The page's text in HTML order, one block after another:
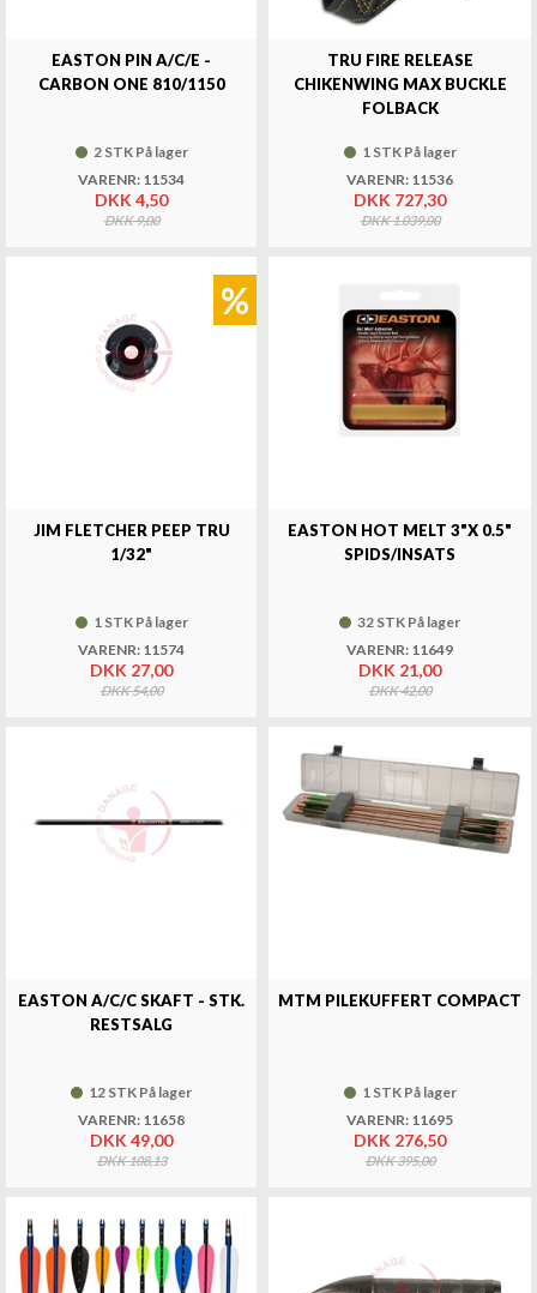
EASTON PIN A/C/E -
CARBON ONE 810/1150
2 STK På lager
VARENR: 11534
DKK 4,50
DKK 9,00
TRU FIRE RELEASE
CHIKENWING MAX BUCKLE
FOLBACK
1 STK På lager
VARENR: 11536
DKK 727,30
DKK 1.039,00
JIM FLETCHER PEEP TRU
1/32"
1 STK På lager
VARENR: 11574
DKK 27,00
DKK 54,00
%
EASTON HOT MELT 3"X 0.5"
SPIDS/INSATS
32 STK På lager
VARENR: 11649
DKK 21,00
DKK 42,00
EASTON A/C/C SKAFT - STK.
RESTSALG
12 STK På lager
VARENR: 11658
DKK 49,00
DKK 108,13
MTM PILEKUFFERT COMPACT
1 STK På lager
VARENR: 11695
DKK 276,50
DKK 395,00